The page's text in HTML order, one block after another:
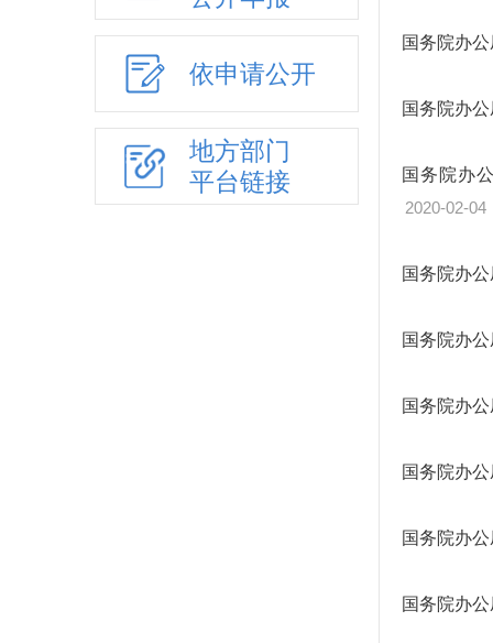
依申请公开
地方部门
平台链接
国务院办
国务院办
国务院办
2020-02-04
国务院办
国务院办
国务院办
国务院办
国务院办
国务院办